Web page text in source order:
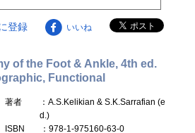
登録 いいね
of the Foot & Ankle, 4th ed.
Functional
著者
：A.S.Kelikian & S.K.Sarrafian (e
d.)
ISBN
：978-1-975160-63-0